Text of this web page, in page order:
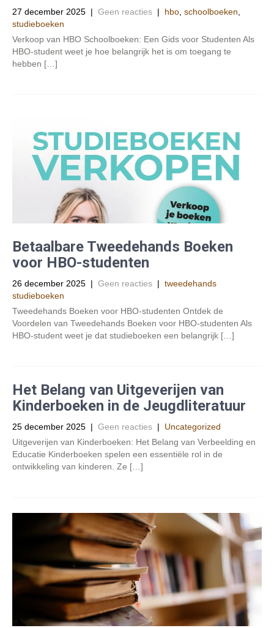
27 december 2025 | Geen reacties | hbo schoolboeken
studieboeken
Verkoop van HBO Schoolboeken: Een Gids voor Studenten Als
HBO-student weet je hoe belangrijk het is om toegang te
hebben […]
Betaalbare Tweedehands Boeken
voor HBO-studenten
26 december 2025 | Geen reacties | tweedehands
studieboeken
Tweedehands Boeken voor HBO-studenten Ontdek de
Voordelen van Tweedehands Boeken voor HBO-studenten Als
HBO-student weet je dat studieboeken een belangrijk […]
Het Belang van Uitgeverijen van
Kinderboeken in de Jeugdliteratuur
25 december 2025 | Geen reacties | Uncategorized
Uitgeverijen van Kinderboeken: Het Belang van Verbeelding en
Educatie Kinderboeken spelen een essentiële rol in de
ontwikkeling van kinderen. Ze […]